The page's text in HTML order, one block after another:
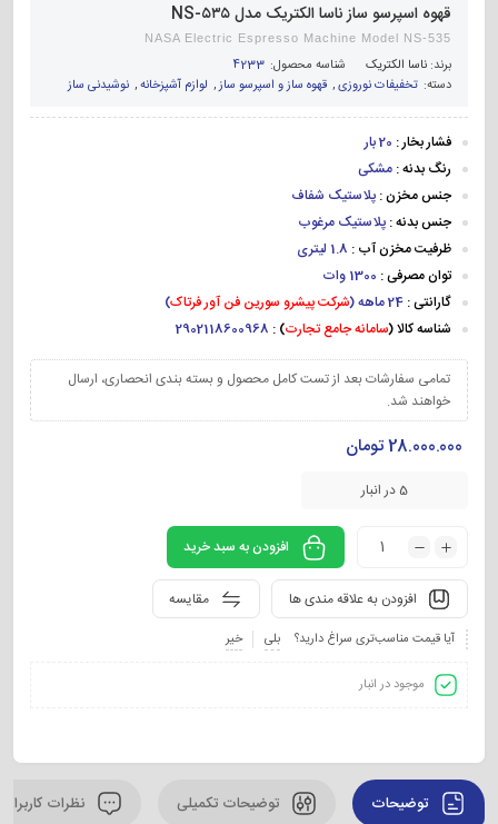
قهوه اسپرسو ساز ناسا الکتریک مدل NS-۵۳۵
NASA Electric Espresso Machine Model NS-535
برند: ناسا الکتریک شناسه محصول: 4233
دسته: تخفیفات نوروزی, قهوه ساز و اسپرسو ساز, لوازم آشپزخانه, نوشیدنی ساز
فشار بخار : 20 بار
رنگ بدنه : مشکی
جنس مخزن : پلاستیک شفاف
جنس بدنه : پلاستیک مرغوب
ظرفیت مخزن آب : 1.8 لیتری
توان مصرفی :
گارانتی : 24 ماهه (شرکت پیشرو سورین فن آور فرتاک)
شناسه کالا (سامانه جامع تجارت) :
2902118600968
تمامی سفارشات بعد از تست کامل محصول و بسته بندی انحصاری، ارسال
خواهند شد.
28.000.000تومان
5 در انبار
افزودن به سبد خرید
مقایسه افزودن به علاقه مندی ها
آیا قیمت مناسب‌تری سراغ دارید؟ بلی خیر
موجود در انبار
توضیحات توضیحات تکمیلی نظرات کاربران